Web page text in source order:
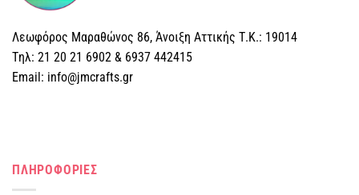
Λεωφόρος Μαραθώνος 86, Άνοιξη Αττικής Τ.Κ.: 19014
Tηλ: 21 20 21 6902 & 6937 442415
Email: info@jmcrafts.gr
ΠΛΗΡΟΦΟΡΙΕΣ